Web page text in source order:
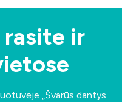
rasite ir
„Švarūs dantys